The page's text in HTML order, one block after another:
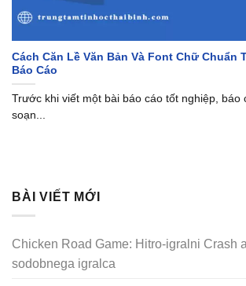
Cách Căn Lề Văn Bản Và Font Chữ Chuẩn
Báo Cáo
Trước khi viết một bài báo cáo tốt nghiệp, báo
soạn...
BÀI VIẾT MỚI
Chicken Road Game: Hitro‑igralni Crash
sodobnega igralca